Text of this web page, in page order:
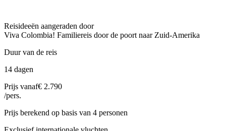
Reisideeën aangeraden door
Viva Colombia! Familiereis door de poort naar Zuid-Amerika
Duur van de reis
14 dagen
Prijs vanaf€ 2.790
/pers.
Prijs berekend op basis van 4 personen